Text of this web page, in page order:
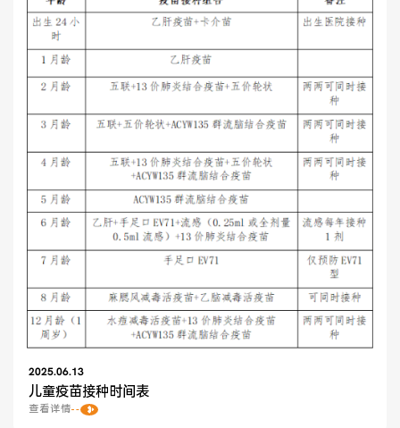
2025.06.13
儿童疫苗接种时间表
查看详情